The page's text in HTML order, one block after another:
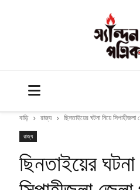
বাড়ি রাজ্য ছিনতাইয়ের ঘটনা নিয়ে
রাজ্য
ছিনতাইয়ের ঘটনা